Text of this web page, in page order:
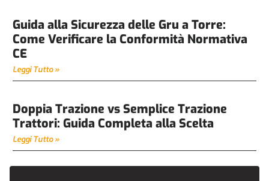
Guida alla Sicurezza delle Gru a Torre:
Come Verificare la Conformità Normativa
CE
Leggi Tutto »
Doppia Trazione vs Semplice Trazione
Trattori: Guida Completa alla Scelta
Leggi Tutto »